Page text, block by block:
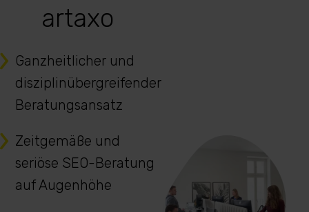
artaxo
Ganzheitlicher und
disziplinübergreifender
Beratungsansatz
Zeitgemäße und
seriöse SEO-Beratung
auf Augenhöhe